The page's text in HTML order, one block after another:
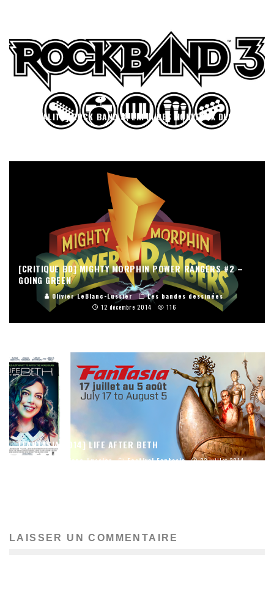
[ACTUALITÉ] ROCK BAND 3, ENFIN DES NOUVEAUX DLC
Olivier LeBlanc-Lussier Les jeux vidéo
12 janvier 2015
[CRITIQUE BD] MIGHTY MORPHIN POWER RANGERS #2 –
GOING GREEN
Olivier LeBlanc-Lussier
Les bandes dessinées
12 décembre 2014
116
[FANTASIA 2014] LIFE AFTER BETH
Olivier LeBlanc-Lussier Festival Fantasia
22 juillet 2014
LAISSER UN COMMENTAIRE